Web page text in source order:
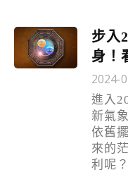
步入
身！
2024-
進入
新氣
依舊
來的
利呢？